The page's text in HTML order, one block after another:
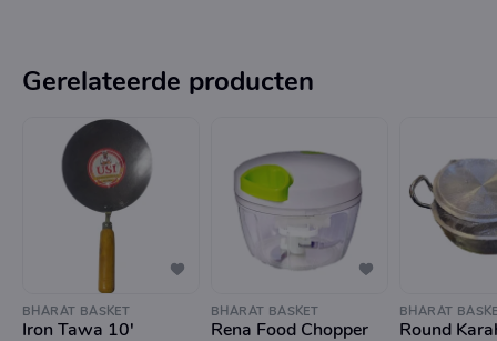
Gerelateerde producten
BHARAT BASKET
Iron Tawa 10'
BHARAT BASKET
Rena Food Chopper
BHARAT
Round